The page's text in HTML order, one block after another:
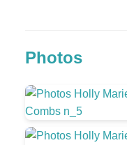
Photos